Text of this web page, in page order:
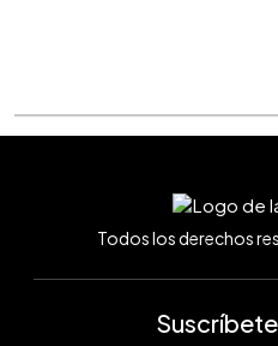
Todos los derechos